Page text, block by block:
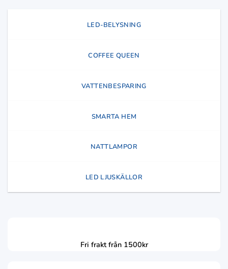
LED-BELYSNING
COFFEE QUEEN
VATTENBESPARING
SMARTA HEM
NATTLAMPOR
LED LJUSKÄLLOR
Fri frakt från 1500kr